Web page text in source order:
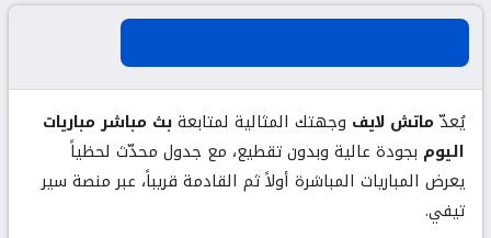
يُعدّماتش لايف وجهتك المثالية لمتابعةبث مباشر مباريات
اليوم بجودة عالية وبدون تقطيع، مع جدول محدّث لحظياً
يعرض المباريات المباشرة أولاً ثم القادمة قريباً، عبر منصة سير
تيفي.